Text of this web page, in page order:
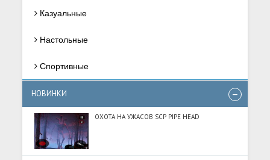
Казуальные
Настольные
Спортивные
НОВИНКИ
ОХОТА НА УЖАСОВ SCP PIPE HEAD